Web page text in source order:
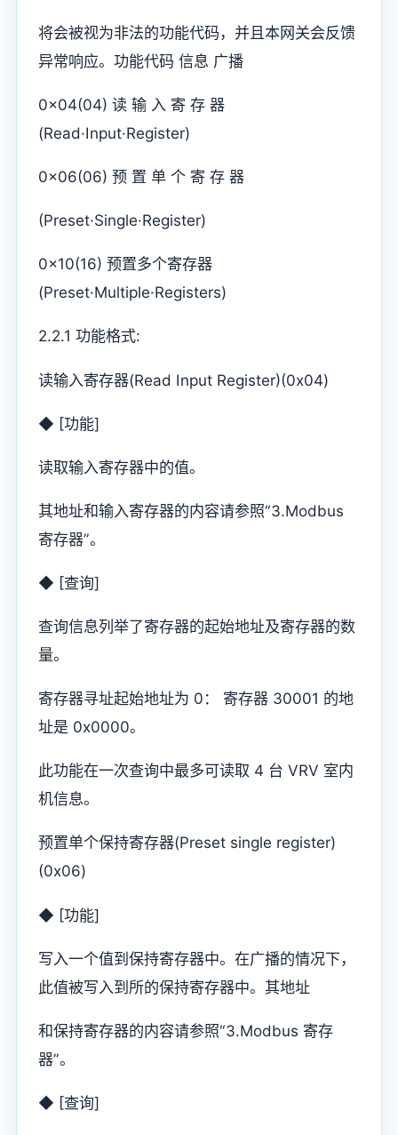
将会被视为非法的功能代码，并且本网关会反馈
异常响应。功能代码 信息 广播
0x04(04) 读 输 入 寄 存 器
(Read·Input·Register)
0x06(06) 预 置 单 个 寄 存 器
(Preset·Single·Register)
0x10(16) 预置多个寄存器
(Preset·Multiple·Registers)
2.2.1 功能格式:
读输入寄存器(Read Input Register)(0x04)
◆ [功能]
读取输入寄存器中的值。
其地址和输入寄存器的内容请参照“3.Modbus
寄存器”。
◆ [查询]
查询信息列举了寄存器的起始地址及寄存器的数
量。
寄存器寻址起始地址为 0： 寄存器 30001 的地
址是 0x0000。
此功能在一次查询中最多可读取 4 台 VRV 室内
机信息。
预置单个保持寄存器(Preset single register)
(0x06)
◆ [功能]
写入一个值到保持寄存器中。在广播的情况下，
此值被写入到所的保持寄存器中。其地址
和保持寄存器的内容请参照“3.Modbus 寄存
器”。
◆ [查询]